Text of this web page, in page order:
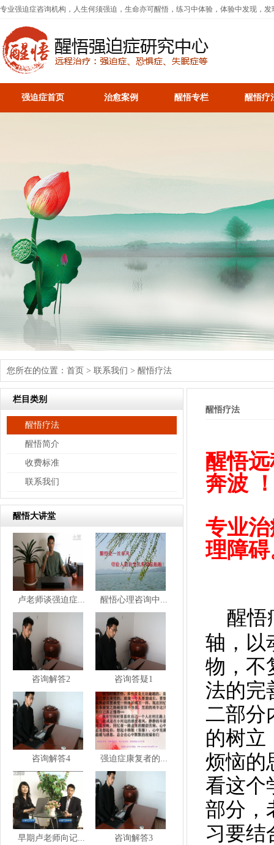
专业强迫症咨询机构，人生何须强迫，生命亦可醒悟，练习中体验，体验中发现，
强迫症首页 治愈案例 醒悟专栏 醒悟疗
您所在的位置： 首页 > 联系我们 > 醒悟疗法
栏目类别
醒悟疗法
醒悟简介
收费标准
联系我们
醒悟大讲堂
卢老师谈强迫症... 醒悟心理咨询中...
咨询解答2 咨询答疑1
咨询解答4 强迫症康复者的...
早期卢老师向记... 咨询解答3
醒悟疗法
醒悟
奔波
专业
理障
醒悟
轴，以
物，不
法的完
二部分
的树立
烦恼的
看这个
部分，
习要结